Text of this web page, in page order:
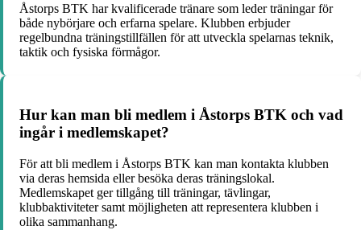
Åstorps BTK har kvalificerade tränare som leder träningar för
både nybörjare och erfarna spelare. Klubben erbjuder
regelbundna träningstillfällen för att utveckla spelarnas teknik,
taktik och fysiska förmågor.
Hur kan man bli medlem i Åstorps BTK och vad
ingår i medlemskapet?
För att bli medlem i Åstorps BTK kan man kontakta klubben
via deras hemsida eller besöka deras träningslokal.
Medlemskapet ger tillgång till träningar, tävlingar,
klubbaktiviteter samt möjligheten att representera klubben i
olika sammanhang.